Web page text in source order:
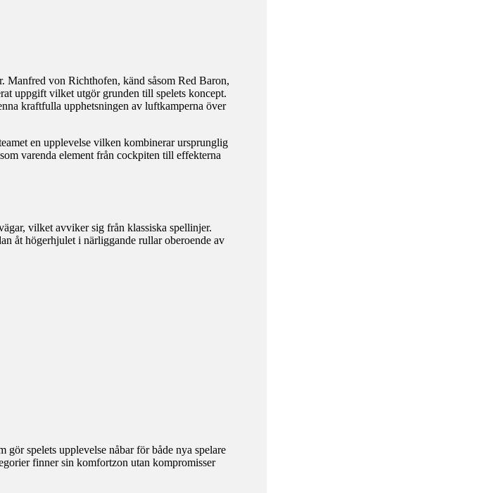
Manfred von Richthofen, känd såsom Red Baron,
uppgift vilket utgör grunden till spelets koncept.
kraftfulla upphetsningen av luftkamperna över
en upplevelse vilken kombinerar ursprunglig
varenda element från cockpiten till effekterna
vilket avviker sig från klassiska spellinjer.
åt högerhjulet i närliggande rullar oberoende av
gör spelets upplevelse nåbar för både nya spelare
finner sin komfortzon utan kompromisser